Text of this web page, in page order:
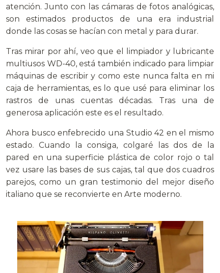
atención. Junto con las cámaras de fotos analógicas,
son estimados productos de una era industrial
donde las cosas se hacían con metal y para durar.
Tras mirar por ahí, veo que el limpiador y lubricante
multiusos WD-40, está también indicado para limpiar
máquinas de escribir y como este nunca falta en mi
caja de herramientas, es lo que usé para eliminar los
rastros de unas cuentas décadas. Tras una de
generosa aplicación este es el resultado.
Ahora busco enfebrecido una Studio 42 en el mismo
estado. Cuando la consiga, colgaré las dos de la
pared en una superficie plástica de color rojo o tal
vez usare las bases de sus cajas, tal que dos cuadros
parejos, como un gran testimonio del mejor diseño
italiano que se reconvierte en Arte moderno.